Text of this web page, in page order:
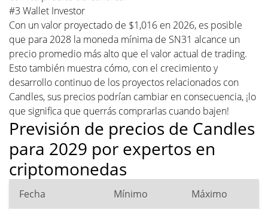
#3 Wallet Investor
Con un valor proyectado de $1,016 en 2026, es posible
que para 2028 la moneda mínima de SN31 alcance un
precio promedio más alto que el valor actual de trading.
Esto también muestra cómo, con el crecimiento y
desarrollo continuo de los proyectos relacionados con
Candles, sus precios podrían cambiar en consecuencia, ¡lo
que significa que querrás comprarlas cuando bajen!
Previsión de precios de Candles
para 2029 por expertos en
criptomonedas
Fecha Mínimo Máximo